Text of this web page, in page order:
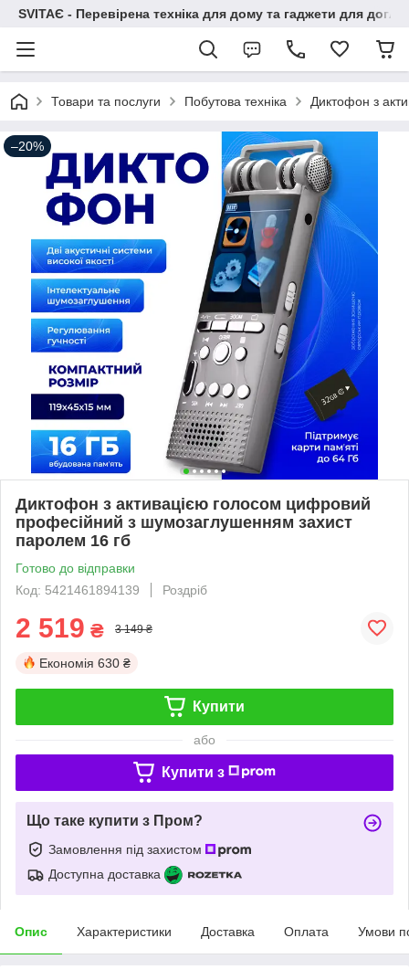
SVITAЄ - Перевірена техніка для дому та гаджети для
Товари та послуги Побутова техніка Диктофон з
–20%
Диктофон з активацією голосом цифровий
професійний з шумозаглушенням захист
паролем 16 гб
Готово до відправки
Код: 5421461894139
Роздріб
2 519 ₴ 3 149 ₴
Економія 630 ₴
Купити
або
Купити з
Що таке купити з Пром?
Замовлення під захистом
Доступна доставка
Опис Характеристики Доставка Оплата Умови